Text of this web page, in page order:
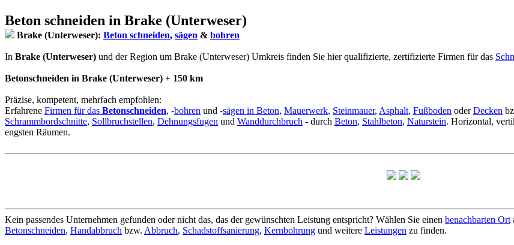
Beton schneiden in Brake (Unterweser)
Brake (Unterweser): Beton schneiden, sägen & bohren
In Brake (Unterweser) und der Region um Brake (Unterweser) Umkreis finden Sie hier qualifizierte, zertifizierte Firmen für das
Betonschneiden in Brake (Unterweser) + 150 km
Präzise, kompetent, mehrfach empfohlen:
Erfahrene Firmen für das Betonschneiden, -bohren und -sägen in Beton, Mauerwerk, Steinmauer, Asphalt, Fußboden oderDecken
Schrammbordschnitte, Sollbruchstellen, Dehnungsfugen und Wanddurchbruch - durch Beton, Stahlbeton, Naturstein. Horizontal,
engsten Räumen.
Kein passendes Unternehmen gefunden oder nicht das, das der gewünschten Leistung entspricht? Wählen Sie einen benachbarten Ort
Betonschneiden, Handabbruch bzw. Abbruch, Schadstoffsanierung, Kernbohrung und weitere Leistungen zu finden.